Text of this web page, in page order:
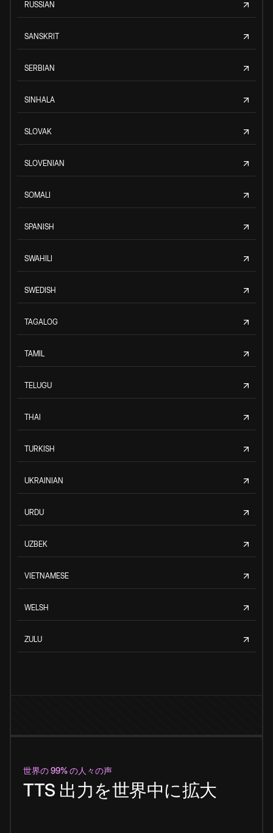
RUSSIAN
SANSKRIT
SERBIAN
SINHALA
SLOVAK
SLOVENIAN
SOMALI
SPANISH
SWAHILI
SWEDISH
TAGALOG
TAMIL
TELUGU
THAI
TURKISH
UKRAINIAN
URDU
UZBEK
VIETNAMESE
WELSH
ZULU
世界の 99% の人々の声
TTS 出力を世界中に拡大